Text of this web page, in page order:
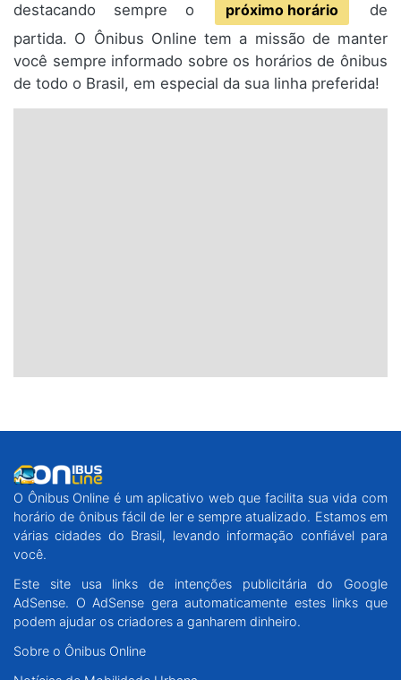
destacando sempre o
próximo horário
de
partida. O Ônibus Online tem a missão de manter
você sempre informado sobre os horários de ônibus
de todo o Brasil, em especial da sua linha preferida!
O Ônibus Online é um aplicativo web que facilita sua vida com
horário de ônibus fácil de ler e sempre atualizado. Estamos em
várias cidades do Brasil, levando informação confiável para
você.
Este site usa links de intenções publicitária do Google
AdSense. O AdSense gera automaticamente estes links que
podem ajudar os criadores a ganharem dinheiro.
Sobre o Ônibus Online